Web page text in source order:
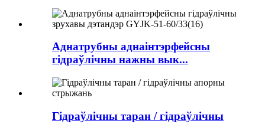
Аднатрубны аднаінтэрфейсны
гідраўлічны нажны вык...
Гідраўлічны таран / гідраўлічны